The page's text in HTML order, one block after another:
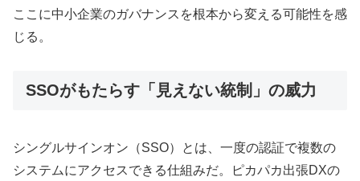
ここに中小企業のガバナンスを根本から変える可能性を感
じる。
SSOがもたらす「見えない統制」の威力
シングルサインオン（SSO）とは、一度の認証で複数の
システムにアクセスできる仕組みだ。ピカパカ出張DXの